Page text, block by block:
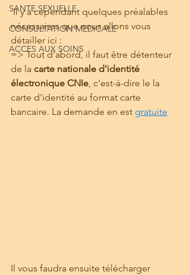
SANTE SEXUELLE
CONSULTATION MEDICALE
ACCES AUX SOINS
Il y a cependant quelques préalables
nécessaires que nous allons vous
détailler ici :
=> Tout d'abord, il faut être détenteur
de la carte nationale d'identité
électronique CNIe, c'est-à-dire le la
carte d'identité au format carte
bancaire. La demande en est gratuite
Il vous faudra ensuite télécharger